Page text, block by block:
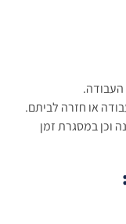
העבודה.
או חזרה לביתם.
וכן במסגרת זמן